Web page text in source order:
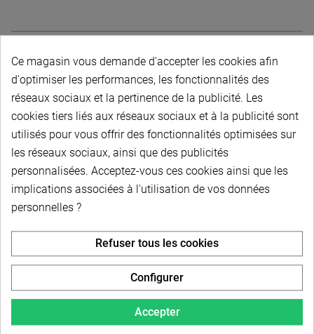
Description du produit
PAIEMENT SÉCURISÉ
LIVRAISON PERSONNALISÉE
Ce magasin vous demande d'accepter les cookies afin
d'optimiser les performances, les fonctionnalités des
réseaux sociaux et la pertinence de la publicité. Les
cookies tiers liés aux réseaux sociaux et à la publicité sont
utilisés pour vous offrir des fonctionnalités optimisées sur
les réseaux sociaux, ainsi que des publicités
personnalisées. Acceptez-vous ces cookies ainsi que les
implications associées à l'utilisation de vos données
personnelles ?
Accepter
Refuser tous les cookies
Configurer